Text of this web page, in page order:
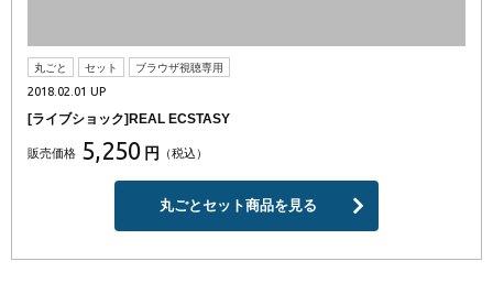
丸ごと セット ブラウザ視聴専用
2018.02.01 UP
[ライブショック]REAL ECSTASY
販売価格 5,250 円 （税込）
丸ごとセット商品を見る